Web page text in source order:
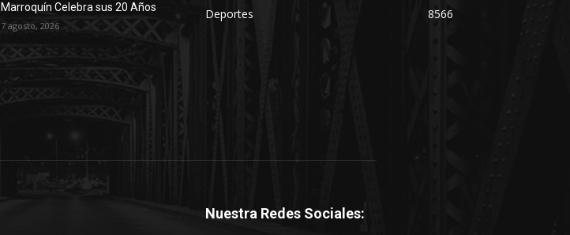
Marroquín Celebra sus 20 Años
7 agosto, 2026
Deportes
8566
Nuestra Redes Sociales: